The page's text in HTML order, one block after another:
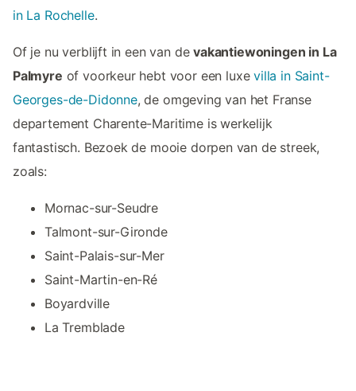
in La Rochelle.
Of je nu verblijft in een van devakantiewoningen in La
Palmyre of voorkeur hebt voor een luxevilla in Saint-
Georges-de-Didonne, de omgeving van het Franse
departement Charente-Maritime is werkelijk
fantastisch. Bezoek de mooie dorpen van de streek,
zoals:
Mornac-sur-Seudre
Talmont-sur-Gironde
Saint-Palais-sur-Mer
Saint-Martin-en-Ré
Boyardville
La Tremblade